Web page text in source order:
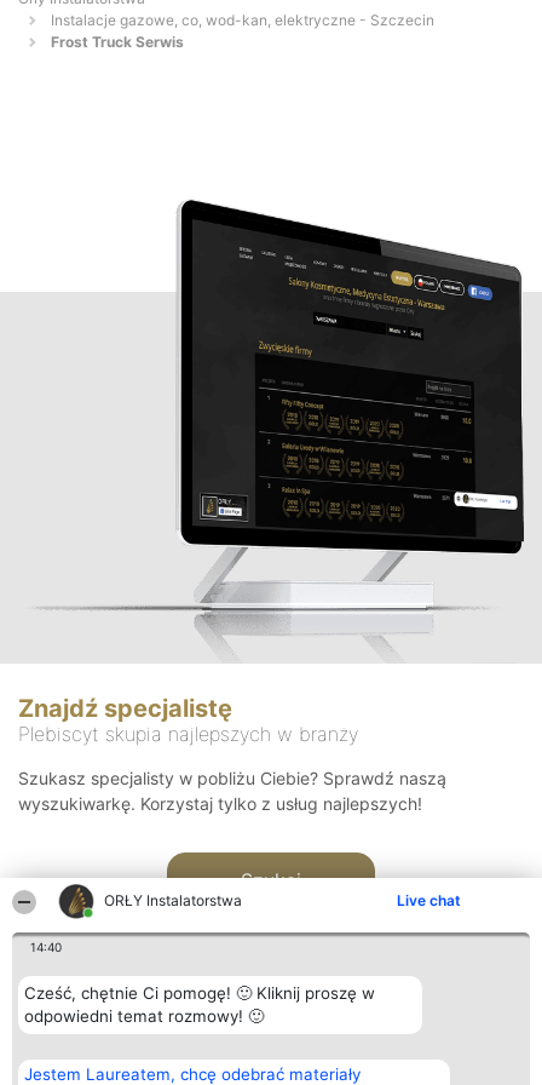
ORŁY Instalatorstwa Live chat
14:40
Cześć, chętnie Ci pomogę! 🙂 Kliknij proszę w
odpowiedni temat rozmowy! 🙂
Jestem Laureatem, chcę odebrać materiały
Instalacje gazowe, co, wod-kan, elektryczne - Szczecin
Frost Truck Serwis
Znajdź specjalistę
Plebiscyt skupia najlepszych w branży
Szukasz specjalisty w pobliżu Ciebie? Sprawdź naszą
wyszukiwarkę. Korzystaj tylko z usług najlepszych!
Szukaj
Organizator plebiscytu
Bright Side Solutions sp. z o.
Plebiscyt
Laureaci
Kontakt
Kontakt